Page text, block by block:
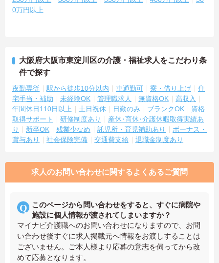
0万円以上
大阪府大阪市東淀川区の介護・福祉求人をこだわり条
件で探す
夜勤専従 駅から徒歩10分以内 車通勤可 寮・借り上げ
住
宅手当・補助
未経験OK 管理職求人 無資格OK
高収入
年間休日110日以上
土日祝休 日勤のみ ブランクOK
資格
取得サポート
研修制度あり
産休･育休･介護休暇取得実績あ
り
新卒OK 残業少なめ 託児所・育児補助あり
ボーナス・
賞与あり
社会保険完備 交通費支給 退職金制度あり
求人のお問い合わせに関するよくあるご質問
このページから問い合わせをすると、すぐに病院や
施設に個人情報が渡されてしまいますか？
マイナビ介護職へのお問い合わせになりますので、お問
い合わせ後すぐに求人掲載元へ情報をお渡しすることは
ございません。ご本人様より応募の意志を伺ってから改
めて応募となります。